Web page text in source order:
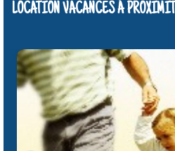
LOCATION VACANCES À